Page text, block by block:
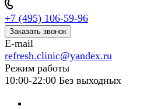
+7 (495) 106-59-96
Заказать звонок
E-mail
refresh.clinic@yandex.ru
Режим работы
10:00-22:00 Без выходных